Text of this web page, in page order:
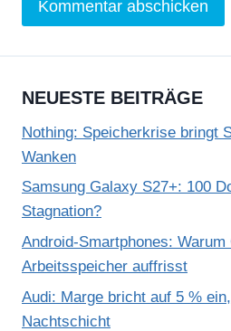
NEUESTE BEITRÄGE
Nothing: Speicherkrise bringt
Wanken
Samsung Galaxy S27+: 100
Stagnation?
Android-Smartphones:
Arbeitsspeicher auffrisst
Audi: Marge bricht auf 5 %
Nachtschicht